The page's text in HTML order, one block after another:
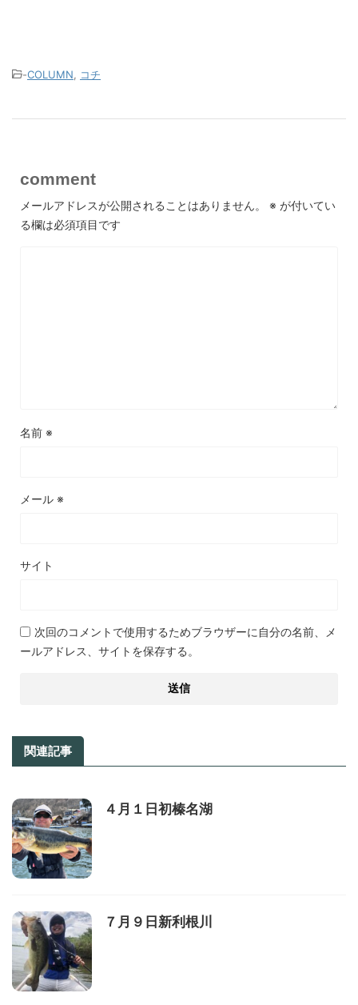
-COLUMN コチ
comment
メールアドレスが公開されることはありません。 ※ が付いてい
る欄は必須項目です
名前 ※
メール ※
サイト
次回のコメントで使用するためブラウザーに自分の名前、メ
ールアドレス、サイトを保存する。
関連記事
４月１日初榛名湖
７月９日新利根川